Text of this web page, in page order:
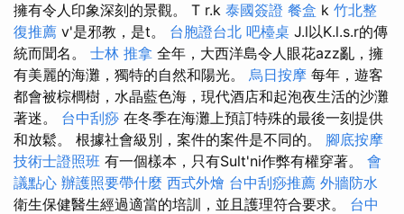
擁有令人印象深刻的景觀。 T r.k 泰國簽證 餐盒 k 竹北整
復推薦 v'是邪教，是t。 台胞證台北 吧檯桌 J.l以K.l.s.r的傳
統而聞名。 士林 推拿 全年，大西洋島令人眼花azz亂，擁
有美麗的海灘，獨特的自然和陽光。 烏日按摩 每年，遊客
都會被棕櫚樹，水晶藍色海，現代酒店和起泡夜生活的沙灘
著迷。 台中刮痧 在冬季在海灘上預訂特殊的最後一刻提供
和放鬆。 根據社會級別，案件的案件是不同的。 腳底按摩
技術士證照班 有一個樣本，只有Sult'ni作弊有權穿著。 會
議點心 辦護照要帶什麼 西式外燴 台中刮痧推薦 外牆防水
衛生保健醫生經過適當的培訓，並且護理符合要求。 台中